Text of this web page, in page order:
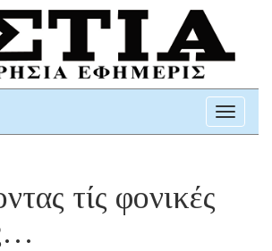
Toggle
τίς φονικές